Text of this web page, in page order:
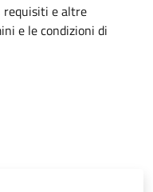
requisiti e altre
e le condizioni di